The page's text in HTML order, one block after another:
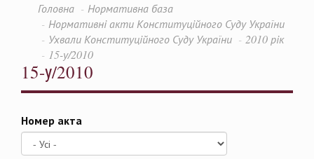
Головна
Нормативна база
Нормативні акти Конституційного Суду України
Ухвали Конституційного Суду України
2010 рік
15-у/2010
15-у/2010
Номер акта